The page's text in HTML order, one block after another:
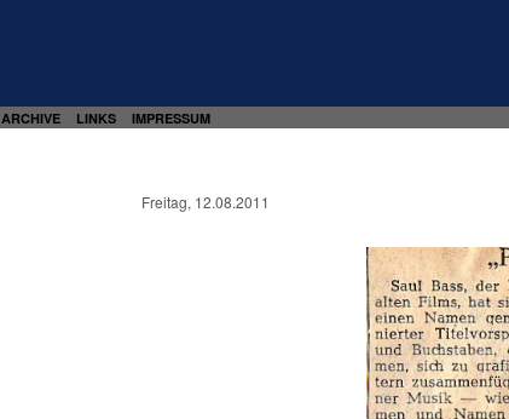
ARCHIVE LINKS IMPRESSUM
Freitag, 12.08.2011